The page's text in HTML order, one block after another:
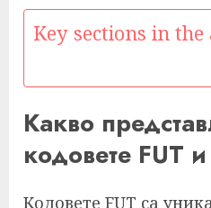
Key sections in
Какво
кодовете FUT
Кодовете FUT са